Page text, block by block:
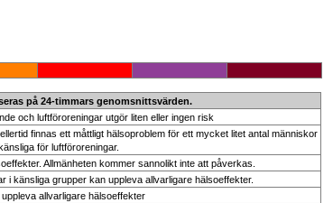
på 24-timmars genomsnittsvärden.
och luftföroreningar utgör liten eller ingen risk
finnas ett måttligt hälsoproblem för ett mycket litet antal människor
för luftföroreningar.
Allmänheten kommer sannolikt inte att påverkas.
i känsliga grupper kan uppleva allvarligare hälsoeffekter.
allvarligare hälsoeffekter